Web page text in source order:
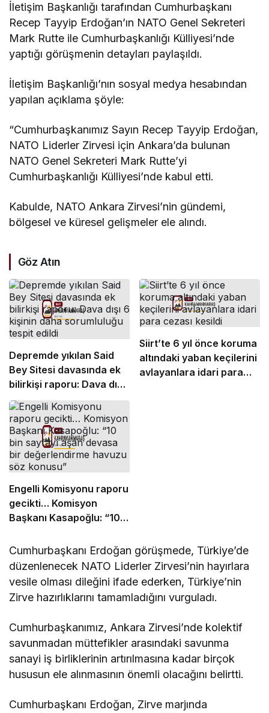
İletişim Başkanlığı tarafından Cumhurbaşkanı
Recep Tayyip Erdoğan’ın NATO Genel Sekreteri
Mark Rutte ile Cumhurbaşkanlığı Külliyesi’nde
yaptığı görüşmenin detayları paylaşıldı.
İletişim Başkanlığı’nın sosyal medya hesabından
yapılan açıklama şöyle:
“Cumhurbaşkanımız Sayın Recep Tayyip Erdoğan,
NATO Liderler Zirvesi için Ankara’da bulunan
NATO Genel Sekreteri Mark Rutte’yi
Cumhurbaşkanlığı Külliyesi’nde kabul etti.
Kabulde, NATO Ankara Zirvesi’nin gündemi,
bölgesel ve küresel gelişmeler ele alındı.
Göz Atın
Depremde yıkılan Said
Bey Sitesi davasında ek
bilirkişi raporu: Dava dışı
6 kişinin daha
sorumluluğu tespit edildi
Siirt’te 6 yıl önce koruma
altındaki yaban keçilerini
avlayanlara idari para
Engelli Komisyonu raporu
gecikti… Komisyon
Başkanı Kasapoğlu: “10
bir değerlendirme
havuzu söz konusu”
Cumhurbaşkanı Erdoğan görüşmede, Türkiye’de
düzenlenecek NATO Liderler Zirvesi’nin hayırlara
vesile olması dileğini ifade ederken, Türkiye’nin
Zirve hazırlıklarını tamamladığını vurguladı.
Cumhurbaşkanımız, Ankara Zirvesi’nde kolektif
savunmadan müttefikler arasındaki savunma
sanayi iş birliklerinin artırılmasına kadar birçok
hususun ele alınmasının önemli olacağını belirtti.
Cumhurbaşkanı Erdoğan, Zirve marjında